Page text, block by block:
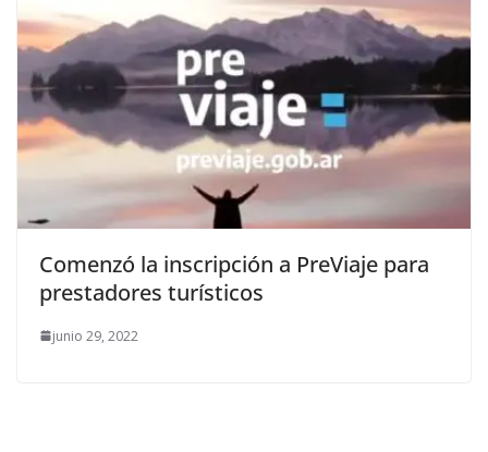
Comenzó la inscripción a PreViaje para
prestadores turísticos
junio 29, 2022